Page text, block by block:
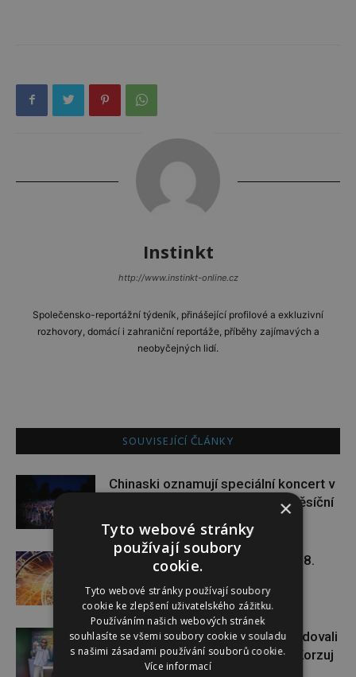
Instinkt
http://www.instinkt-online.cz
Společensko-reportážní týdeník, přinášející profilové a exkluzivní
rozhovory, domácí i zahraniční reportáže, příběhy zajímavých a
neobyčejných lidí.
SOUVISEJÍCÍ ČLÁNKY
Chinaski oznamují speciální koncert v
Praze. V září s ním završí čtyřměsíční
letní turné
Týdenní horoskop 27. 7. – 2. 8.
Paulie Garand a Slávek Pham bodovali
na Colours of Ostrava. Projekt Korzuj
za snem pokračuje dál
×
Tyto webové stránky
používají soubory
cookie.
Tyto webové stránky používají soubory
cookie ke zlepšení uživatelského zážitku.
Používáním našich webových stránek
souhlasíte se všemi soubory cookie v souladu
s našimi zásadami používání souborů cookie.
Více informací